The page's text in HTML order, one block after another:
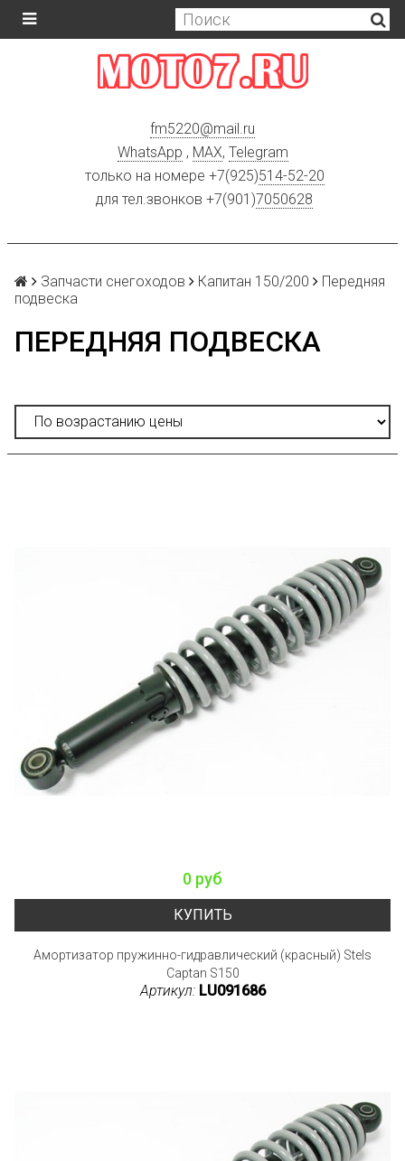
fm5220@mail.ru
WhatsApp , MAX, Telegram
только на номере +7(925)514-52-20
для тел.звонков +7(901)7050628
Запчасти снегоходов Капитан 150/200
Передняя
подвеска
ПЕРЕДНЯЯ ПОДВЕСКА
0 руб
КУПИТЬ
Амортизатор пружинно-гидравлический (красный) Stels
Captan S150
Артикул: LU091686